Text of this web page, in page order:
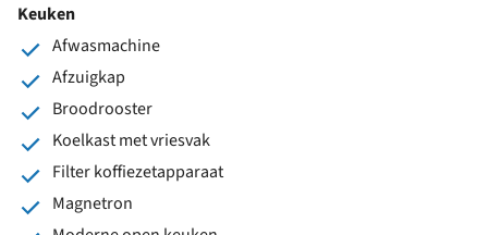
Keuken
Afwasmachine
Afzuigkap
Broodrooster
Koelkast met vriesvak
Filter koffiezetapparaat
Magnetron